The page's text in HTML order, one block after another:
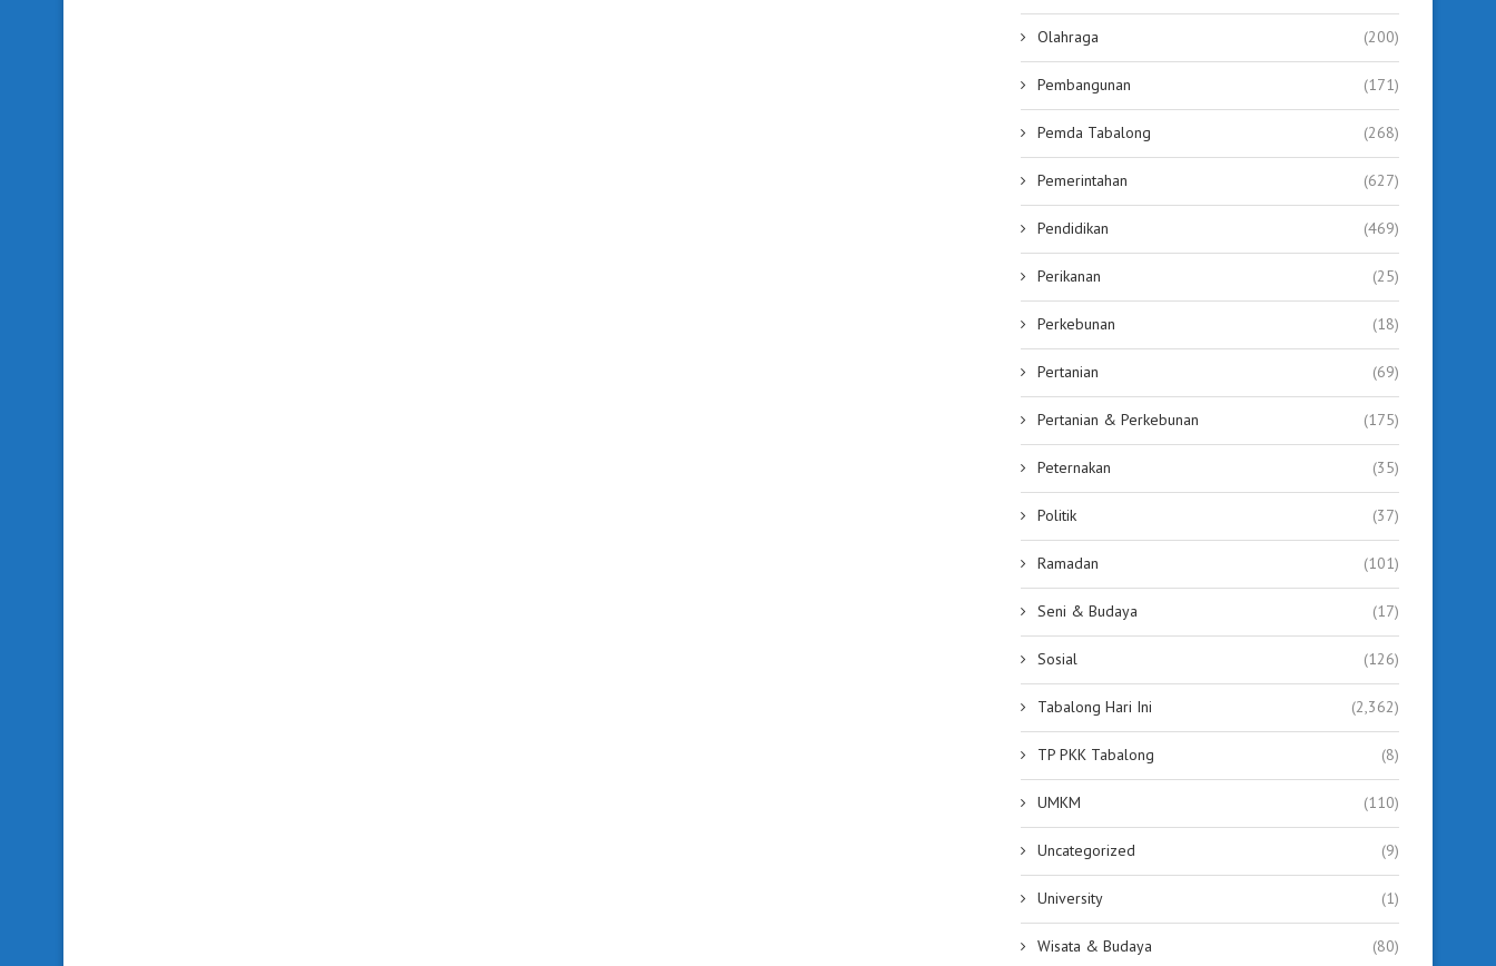
Olahraga (200)
Pembangunan (171)
Pemda Tabalong (268)
Pemerintahan (627)
Pendidikan (469)
Perikanan (25)
Perkebunan (18)
Pertanian (69)
Pertanian & Perkebunan (175)
Peternakan (35)
Politik (37)
Ramadan (101)
Seni & Budaya (17)
Sosial (126)
Tabalong Hari Ini (2,362)
TP PKK Tabalong (8)
UMKM (110)
Uncategorized (9)
University (1)
Wisata & Budaya (80)